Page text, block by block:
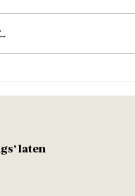
laten